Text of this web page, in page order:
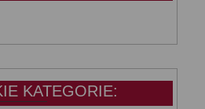
KATEGORIE: